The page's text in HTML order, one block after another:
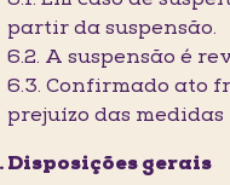
partir da suspensão.
6.2. A suspensão é
6.3. Confirmado ato
prejuízo das medidas
Disposições gerais